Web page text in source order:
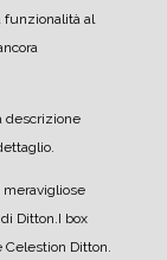
funzionalità al
descrizione
meravigliose
Ditton.I box
Ditton.